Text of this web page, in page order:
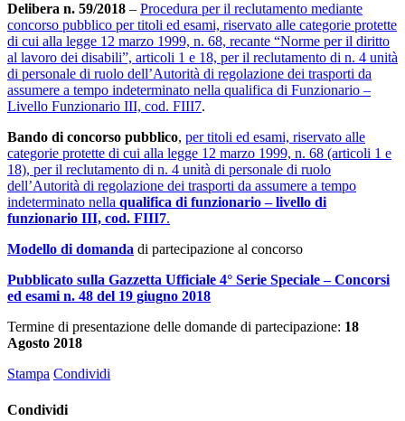
Delibera n. 59/2018 – Procedura per il reclutamento mediante
concorso pubblico per titoli ed esami, riservato alle categorie protette
di cui alla legge 12 marzo 1999, n. 68, recante “Norme per il diritto
al lavoro dei disabili”, articoli 1 e 18, per il reclutamento di n. 4 unità
di personale di ruolo dell’Autorità di regolazione dei trasporti da
assumere a tempo indeterminato nella qualifica di Funzionario –
Livello Funzionario III, cod. FIII7.
Bando di concorso pubblico, per titoli ed esami, riservato alle
categorie protette di cui alla legge 12 marzo 1999, n. 68 (articoli 1 e
18), per il reclutamento di n. 4 unità di personale di ruolo
dell’Autorità di regolazione dei trasporti da assumere a tempo
indeterminato nella qualifica di funzionario – livello di
funzionario III, cod. FIII7.
Modello di domanda di partecipazione al concorso
Pubblicato sulla Gazzetta Ufficiale 4° Serie Speciale – Concorsi
ed esami n. 48 del 19 giugno 2018
Termine di presentazione delle domande di partecipazione: 18
Agosto 2018
Stampa Condividi
Condividi